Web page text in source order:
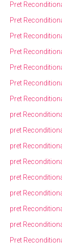
Pret
Pret
Pret
Pret
Pret
Pret
Pret
pret
pret
pret
pret
pret
pret
pret
pret
Pret